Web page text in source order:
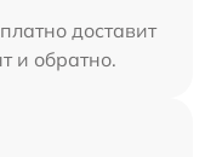
доставит
и обратно.